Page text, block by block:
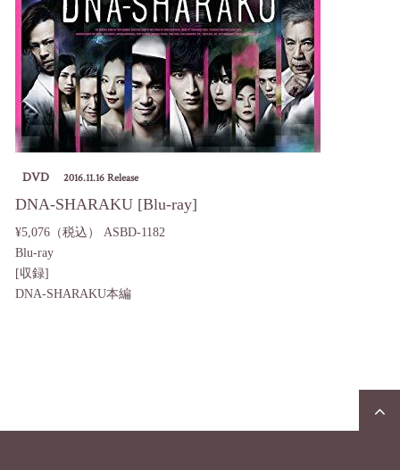
DVD 2016.11.16 Release
DNA-SHARAKU [Blu-ray]
¥5,076（税込）
ASBD-1182
Blu-ray
[収録]
DNA-SHARAKU本編